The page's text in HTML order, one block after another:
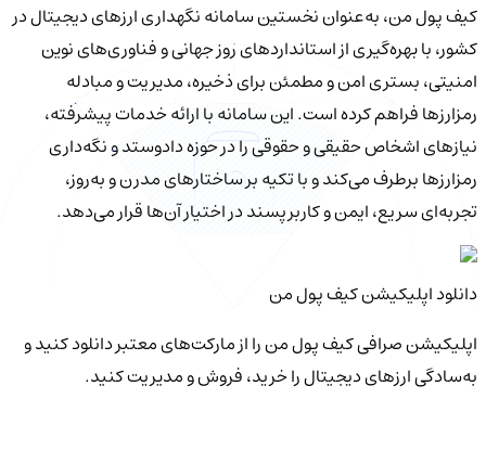
کیف‌ پول من، به‌عنوان نخستین سامانه نگهداری ارزهای دیجیتال در
کشور، با بهره‌گیری از استانداردهای روز جهانی و فناوری‌های نوین
امنیتی، بستری امن و مطمئن برای ذخیره، مدیریت و مبادله
رمزارزها فراهم کرده است. این سامانه با ارائه خدمات پیشرفته،
نیازهای اشخاص حقیقی و حقوقی را در حوزه دادوستد و نگه‌داری
رمزارزها برطرف می‌کند و با تکیه بر ساختارهای مدرن و به‌روز،
تجربه‌ای سریع، ایمن و کاربرپسند در اختیار آن‌ها قرار می‌دهد.
دانلود اپلیکیشن کیف‌ پول من
اپلیکیشن صرافی کیف پول من را از مارکت‌های معتبر دانلود کنید و
به‌سادگی ارزهای دیجیتال را خرید، فروش و مدیریت کنید.